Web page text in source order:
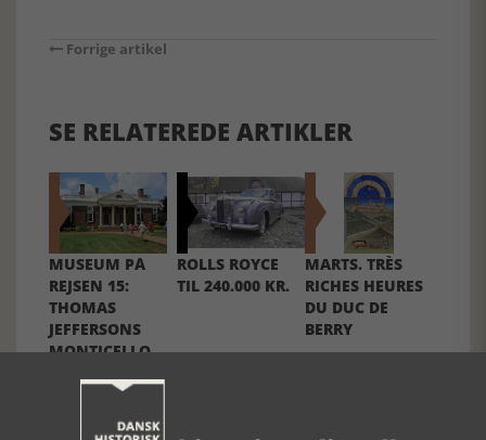
Forrige artikel
SE RELATEREDE ARTIKLER
MUSEUM PÅ
REJSEN 15:
THOMAS
JEFFERSONS
MONTICELLO
ROLLS ROYCE
TIL 240.000 KR.
MARTS. TRÈS
RICHES HEURES
DU DUC DE
BERRY